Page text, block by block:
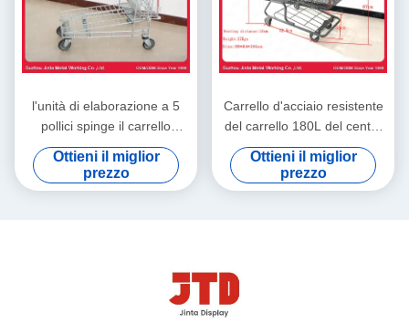
l'unità di elaborazione a 5
pollici spinge il carrello
resistente del carico dei
carrelli 240L di acquisto del
metallo
Ottieni il miglior
prezzo
Carrello d'acciaio resistente
del carrello 180L del centro
commerciale del
supermercato dell'OEM
Ottieni il miglior
prezzo